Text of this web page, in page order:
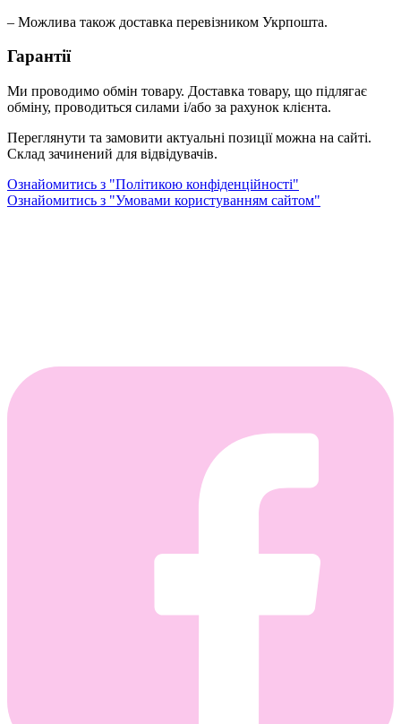
– Можлива також доставка перевізником Укрпошта.
Гарантії
Ми проводимо обмін товару. Доставка товару, що підлягає
обміну, проводиться силами і/або за рахунок клієнта.
Переглянути та замовити актуальні позиції можна на сайті.
Склад зачинений для відвідувачів.
Ознайомитись з "Політикою конфіденційності"
Ознайомитись з "Умовами користуванням сайтом"